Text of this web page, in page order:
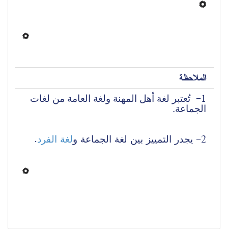
الملاحظة
1-
الجماعة.
2- يجدر التمييز بين لغة الجماعة و لغة الفرد.